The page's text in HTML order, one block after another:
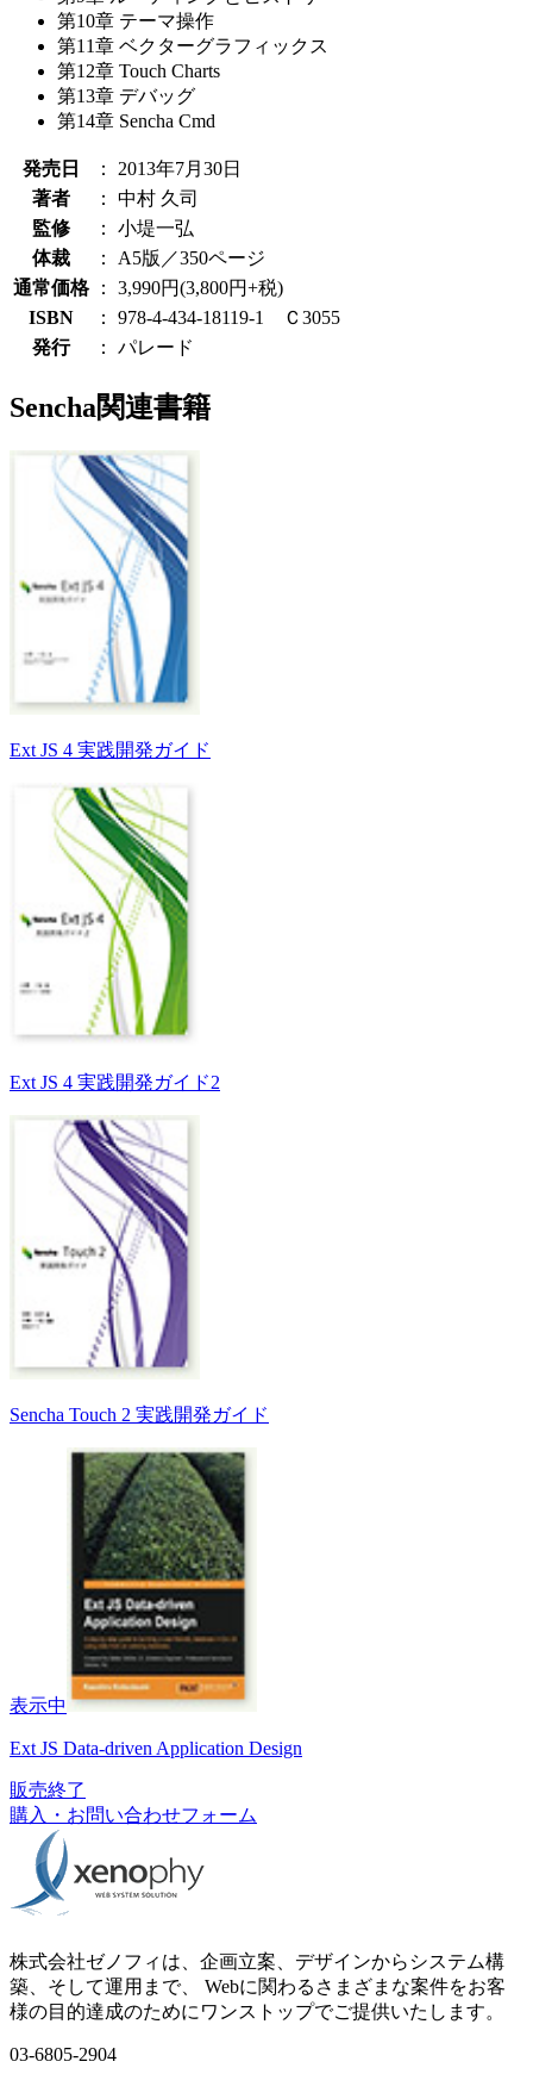
第10章 テーマ操作
第11章 ベクターグラフィックス
第12章 Touch Charts
第13章 デバッグ
第14章 Sencha Cmd
発売日 ：
2013年7月30日
著者
：
中村 久司
監修
：
小堤一弘
体裁
：
A5版／350ページ
通常価格
：
3,990円(3,800円+税)
ISBN
：
978-4-434-18119-1 Ｃ3055
発行
： パレード
Sencha関連書籍
Ext JS 4 実践開発ガイド
Ext JS 4 実践開発ガイド2
Sencha Touch 2 実践開発ガイド
表示中
Ext JS Data-driven Application Design
販売終了
購入・お問い合わせフォーム
株式会社ゼノフィは、企画立案、デザインからシステム構
築、そして運用まで、 Webに関わるさまざまな案件をお客
様の目的達成のためにワンストップでご提供いたします。
03-6805-2904